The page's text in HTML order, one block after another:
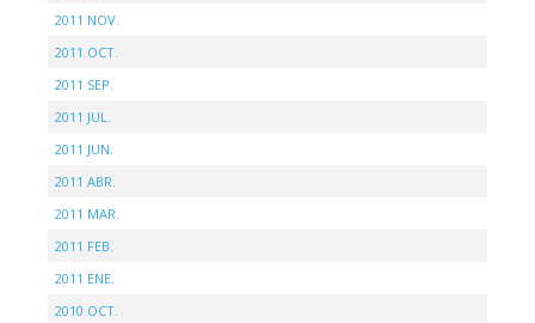
2011 NOV.
2011 OCT.
2011 SEP.
2011 JUL.
2011 JUN.
2011 ABR.
2011 MAR.
2011 FEB.
2011 ENE.
2010 OCT.